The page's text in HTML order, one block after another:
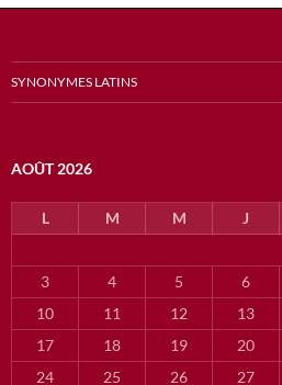
SYNONYMES LATINS
AOÛT 2026
L M M J
3
4 5 6
10
11 12 13
17
18 19 20
24
25 26 27